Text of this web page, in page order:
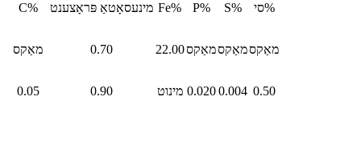
C% מינעסאָטאַ פּראָצענט Fe% P% S% סי%
מאַקס 0.70 22.00מאַקסמאַקסמאַקס
0.05 0.90 מינוט 0.020 0.004 0.50